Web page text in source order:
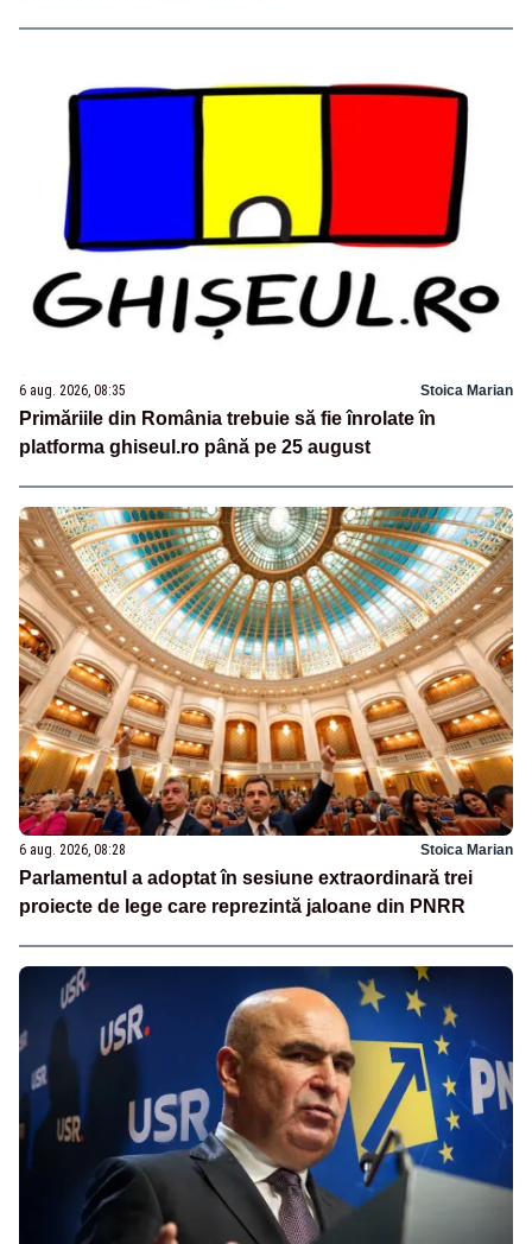
6 aug. 2026, 08:35 Stoica Marian
Primăriile din România trebuie să fie înrolate în
platforma ghiseul.ro până pe 25 august
6 aug. 2026, 08:28 Stoica Marian
Parlamentul a adoptat în sesiune extraordinară trei
proiecte de lege care reprezintă jaloane din PNRR